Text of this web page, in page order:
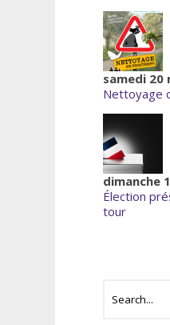
samedi 20
Nettoyage
dimanche
Élection
tour